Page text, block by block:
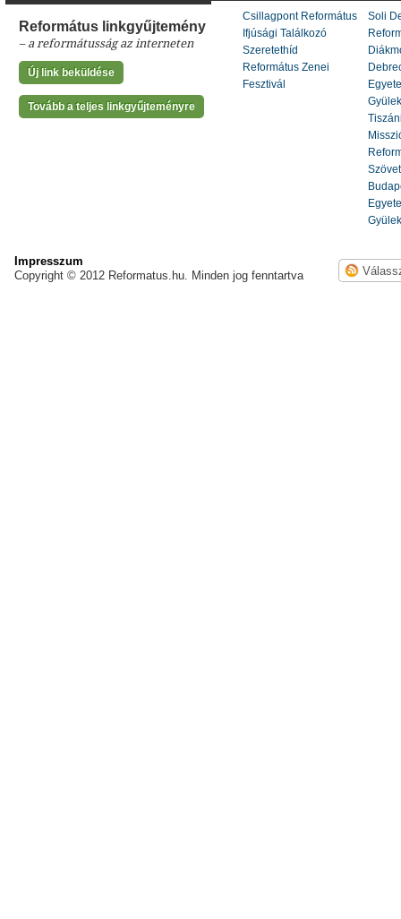
Református linkgyűjtemény
– a reformátusság az interneten
Új link beküldése
Tovább a teljes linkgyűjteményre
Csillagpont Református
Ifjúsági Találkozó
Szeretethíd
Református Zenei
Fesztivál
Soli
Impresszum
Copyright © 2012 Reformatus.hu. Minden jog fenntartva